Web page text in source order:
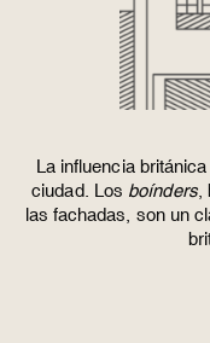
La influencia
ciudad. Los boínders,
las fachadas, son un